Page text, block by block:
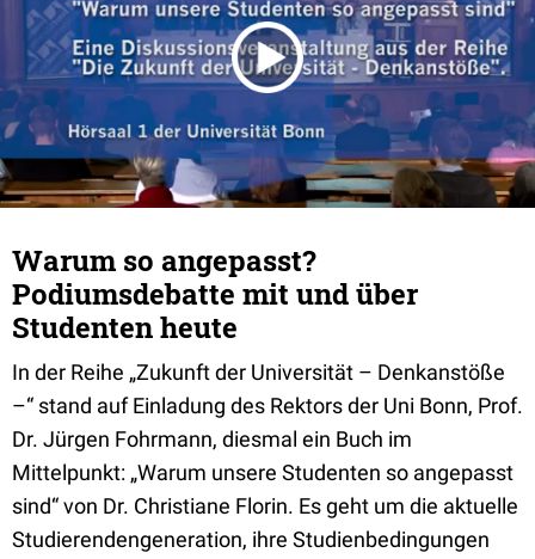
Warum so angepasst?
Podiumsdebatte mit und über
Studenten heute
In der Reihe „Zukunft der Universität – Denkanstöße
–“ stand auf Einladung des Rektors der Uni Bonn, Prof.
Dr. Jürgen Fohrmann, diesmal ein Buch im
Mittelpunkt: „Warum unsere Studenten so angepasst
sind“ von Dr. Christiane Florin. Es geht um die aktuelle
Studierendengeneration, ihre Studienbedingungen